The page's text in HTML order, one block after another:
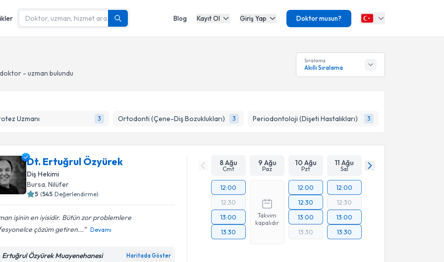
Blog Kayıt Ol Giriş Yap Doktor musun?
- uzman bulundu
Sıralama
Akıllı Sıralama
Uzmanı 3 Ortodonti (Çene-Diş Bozuklukları) 3 Periodontoloji (Dişeti Hastalıkları) 3
Dt. Ertuğrul Özyürek
Diş Hekimi
Bursa, Nilüfer
5 (545 Değerlendirme)
işinin en iyisidir. Bütün zor problemlere
çözüm getiren...
Devamı
Ertuğrul Özyürek Muayenehanesi Haritada Göster
8 Ağu
Cmt
9 Ağu
Paz
10 Ağu
Pzt
11 Ağu
Sal
12:00
12:30
13:00
13:30
Takvim
kapalıdır
12:00
12:30
13:00
13:30
12:00
12:30
13:00
13:30